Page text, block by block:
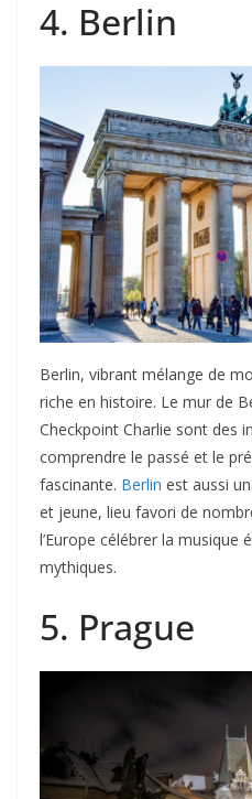
4. Berlin
Berlin, vibrant mélange de
riche en histoire. Le mur de
Checkpoint Charlie sont des
comprendre le passé et le
fascinante. Berlin est aussi
et jeune, lieu favori de
l’Europe célébrer la musique
mythiques.
5. Prague